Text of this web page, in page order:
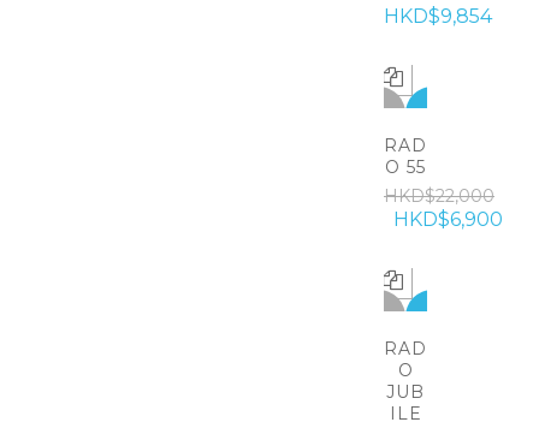
HKD$9,854
HOT
-15100
RAD
O 55
HKD$22,000
HKD$6,900
HOT
-17100
RAD
O
JUB
ILE